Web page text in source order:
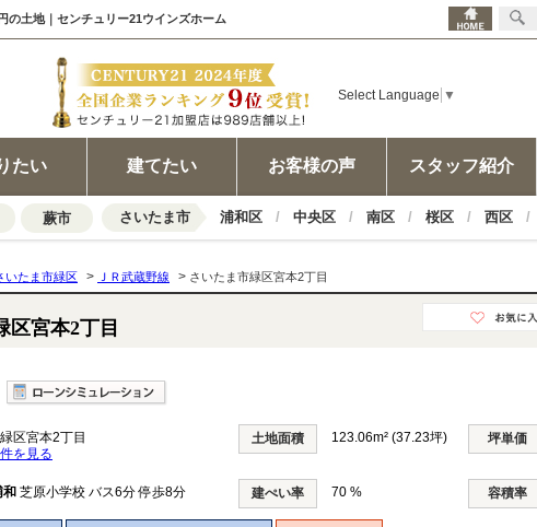
の土地｜センチュリー21ウインズホーム
Select Language ▼
たい 建てたい お客様の声 スタッフ紹介
蕨市 さいたま市 浦和区 中央区 南区 桜区 西区
いたま市緑区 > ＪＲ武蔵野線 > さいたま市緑区宮本2丁目
区宮本2丁目
区宮本2丁目
を見る
土地面積 123.06m² (37.23坪) 坪単価
芝原小学校 バス6分 停歩8分 建ぺい率 70 % 容積率